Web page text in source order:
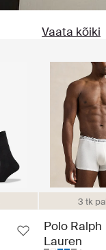
Vaata kõiki
3 tk
Polo Ralph
Lauren